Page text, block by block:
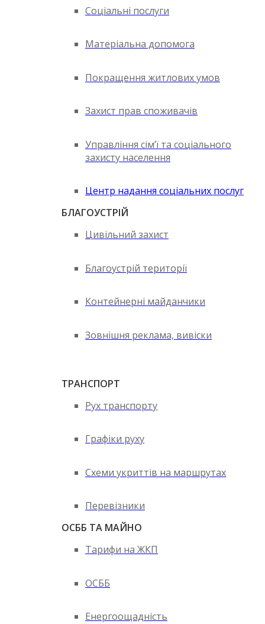
Соціальні послуги
Матеріальна допомога
Покращення житлових умов
Захист прав споживачів
Управління сім’ї та соціального
захисту населення
Центр надання соціальних послуг
БЛАГОУСТРІЙ
Цивільний захист
Благоустрій території
Контейнерні майданчики
Зовнішня реклама, вивіски
ТРАНСПОРТ
Рух транспорту
Графіки руху
Схеми укриттів на маршрутах
Перевізники
ОСББ ТА МАЙНО
Тарифи на ЖКП
ОСББ
Енергоощадність